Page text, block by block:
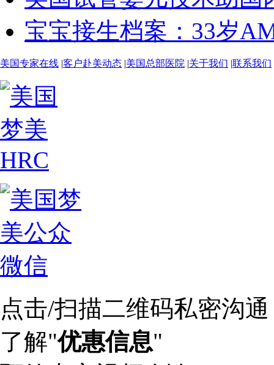
宝宝接生档案：33岁
美国专家在线 |客户赴美动态 |美国总部医院 |关于我们 |联系我们
点击/扫描二维码私密沟通
了解"优惠信息"